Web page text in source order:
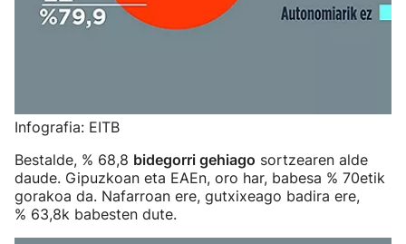
Infografia: EITB
Bestalde, % 68,8 bidegorri gehiago sortzearen alde
daude. Gipuzkoan eta EAEn, oro har, babesa % 70etik
gorakoa da. Nafarroan ere, gutxixeago badira ere,
% 63,8k babesten dute.